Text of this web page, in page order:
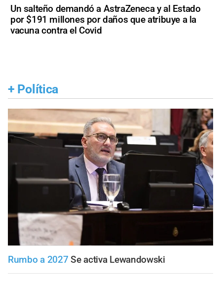
Un salteño demandó a AstraZeneca y al Estado
por $191 millones por daños que atribuye a la
vacuna contra el Covid
+ Política
Rumbo a 2027 Se activa Lewandowski